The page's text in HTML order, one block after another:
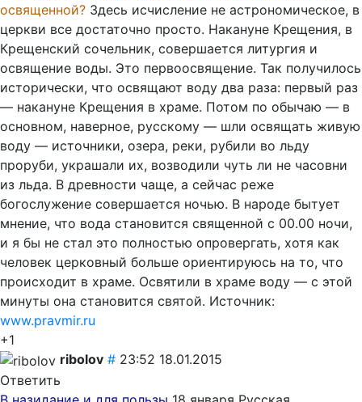
освященной? Здесь исчисление не астрономическое, в
церкви все достаточно просто. Накануне Крещения, в
Крещенский сочельник, совершается литургия и
освящение воды. Это первоосвящение. Так получилось
исторически, что освящают воду два раза: первый раз
— накануне Крещения в храме. Потом по обычаю — в
основном, наверное, русскому — шли освящать живую
воду — источники, озера, реки, рубили во льду
проруби, украшали их, возводили чуть ли не часовни
из льда. В древности чаще, а сейчас реже
богослужение совершается ночью. В народе бытует
мнение, что вода становится священной с 00.00 ночи,
и я бы не стал это полностью опровергать, хотя как
человек церковный больше ориентируюсь на то, что
происходит в храме. Освятили в храме воду — с этой
минуты она становится святой. Источник:
www.pravmir.ru
+1
ribolov # 23:52 18.01.2015
Ответить